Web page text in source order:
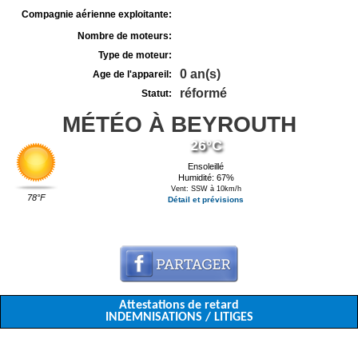
Compagnie aérienne exploitante:
Nombre de moteurs:
Type de moteur:
Age de l'appareil:
0 an(s)
Statut: réformé
MÉTÉO À BEYROUTH
78°F
26°C
Ensoleillé
Humidité: 67%
Vent: SSW à 10km/h
Détail et prévisions
Attestations de retard
INDEMNISATIONS / LITIGES